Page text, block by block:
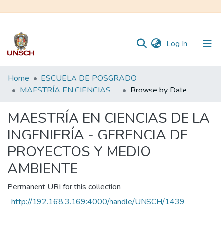
Log In (current)
Communities
&
All of DSpace
Home
ESCUELA DE POSGRADO
MAESTRÍA EN CIENCIAS DE LA INGENIERÍA - GERENCIA DE PROYECTOS Y MEDIO AMBIENTE
Browse by Date
MAESTRÍA EN CIENCIAS DE LA
INGENIERÍA - GERENCIA DE
PROYECTOS Y MEDIO
AMBIENTE
Permanent URI for this collection
http://192.168.3.169:4000/handle/UNSCH/1439